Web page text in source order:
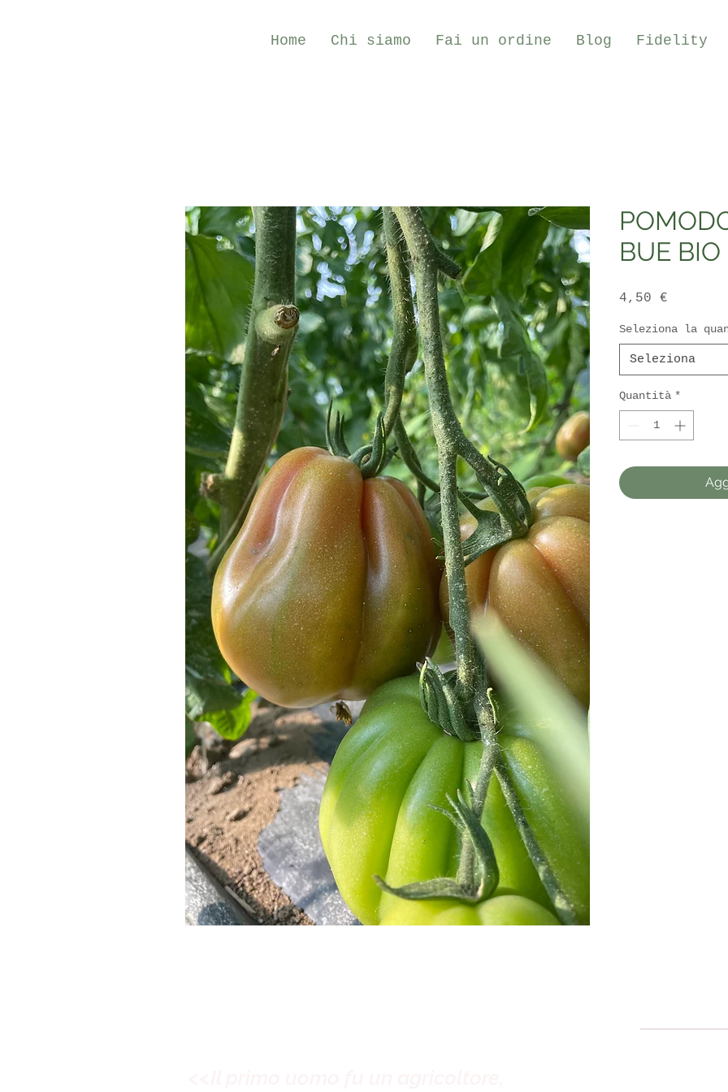
Home Chi siamo Fai un ordine Blog Fidelity
BUE BIO
4,50 €
Seleziona la
Seleziona
Quantità *